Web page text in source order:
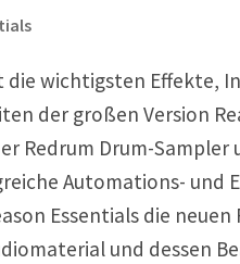
die wichtigsten Effekte,
der großen Version
Redrum Drum-
Automations- und
Essentials die
und dessen